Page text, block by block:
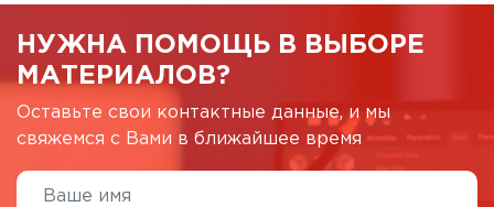
НУЖНА ПОМОЩЬ В ВЫБОРЕ
МАТЕРИАЛОВ?
Оставьте свои контактные данные, и мы
свяжемся с Вами в ближайшее время